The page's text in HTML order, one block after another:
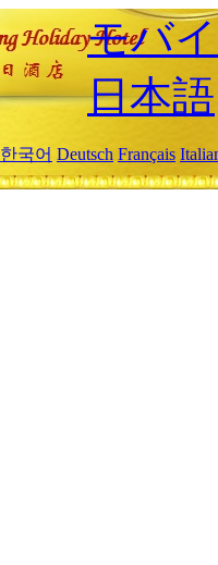
モバ
日本語
한국어 Deutsch Français